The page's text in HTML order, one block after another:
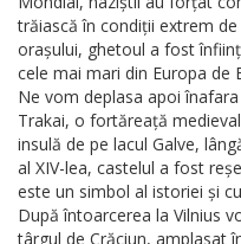
trăiască în condiții extrem
orașului, ghetoul a fost
cele mai mari din Europa de
Ne vom deplasa apoi
Trakai, o fortăreață
insulă de pe lacul Galve,
al XIV-lea, castelul a fost
este un simbol al istoriei și
După întoarcerea la Vilnius
târgul de Crăciun, amplasat